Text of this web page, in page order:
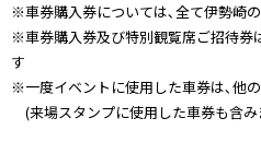
※車券購入券については､全て伊勢崎
※車券購入券及び特別観覧席ご招待券
す
※一度イベントに使用した車券は､他
(来場スタンプに使用した車券も含み